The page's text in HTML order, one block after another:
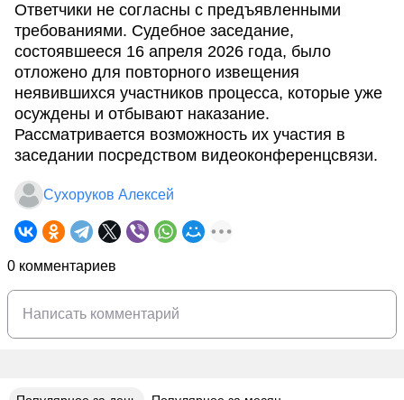
Ответчики не согласны с предъявленными
требованиями. Судебное заседание,
состоявшееся 16 апреля 2026 года, было
отложено для повторного извещения
неявившихся участников процесса, которые уже
осуждены и отбывают наказание.
Рассматривается возможность их участия в
заседании посредством видеоконференцсвязи.
Сухоруков Алексей
0 комментариев